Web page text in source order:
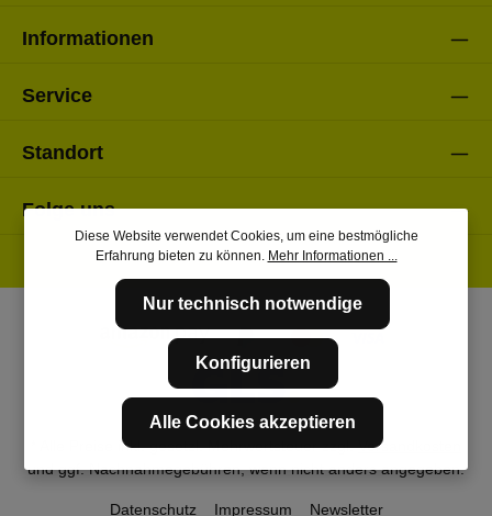
Informationen
Service
Standort
Folge uns
* Alle Preise inkl. gesetzl. Mehrwertsteuer zzgl.Versandkosten
und ggf. Nachnahmegebühren, wenn nicht anders angegeben.
Datenschutz Impressum Newsletter
Diese Website verwendet Cookies, um eine bestmögliche
Erfahrung bieten zu können. Mehr Informationen ...
Nur technisch notwendige
Konfigurieren
Alle Cookies akzeptieren